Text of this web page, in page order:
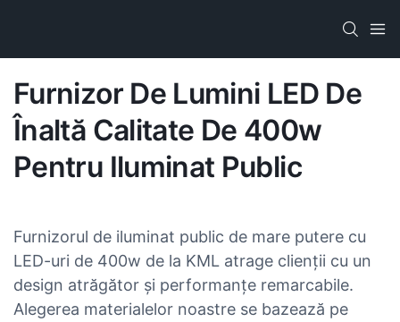
Furnizor De Lumini LED De
Înaltă Calitate De 400w
Pentru Iluminat Public
Furnizorul de iluminat public de mare putere cu
LED-uri de 400w de la KML atrage clienții cu un
design atrăgător și performanțe remarcabile.
Alegerea materialelor noastre se bazează pe